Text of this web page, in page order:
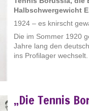
Halbschwergewicht
1924 – es knirscht
Die im Sommer 1920
Jahre lang den
ins Profilager
„Die Tennis